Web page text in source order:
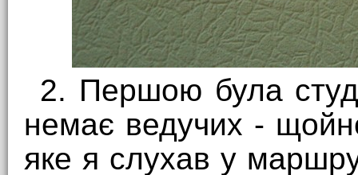
2. Першою була
немає ведучих -
яке я слухав у